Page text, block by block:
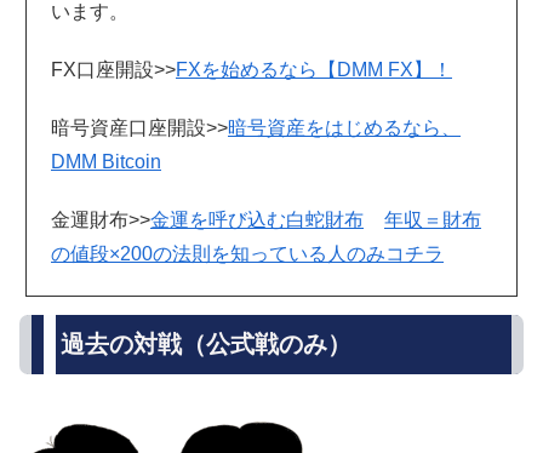
います。
FX口座開設>>FXを始めるなら【DMM FX】！
暗号資産口座開設>>暗号資産をはじめるなら、
DMM Bitcoin
金運財布>>金運を呼び込む白蛇財布
年収＝財布
の値段×200の法則を知っている人のみコチラ
過去の対戦（公式戦のみ）